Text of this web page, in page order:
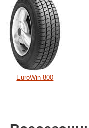
EuroWin 800